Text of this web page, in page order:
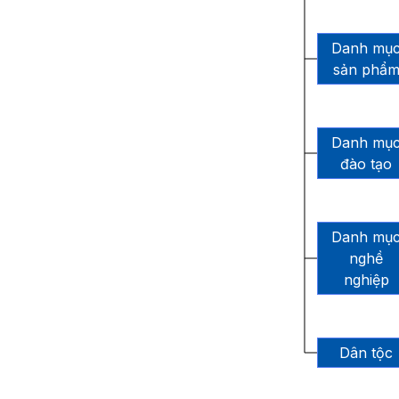
Danh mục
sản phẩm
Danh mục
đào tạo
Danh mục
nghề
nghiệp
Dân tộc